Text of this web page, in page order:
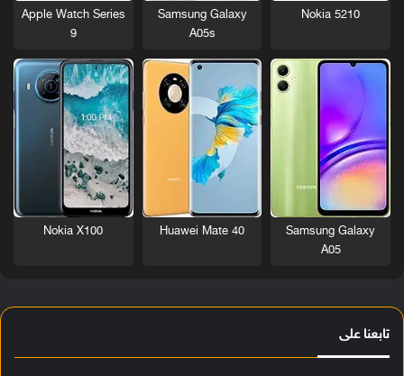
Nokia 5210
Samsung Galaxy
A05s
Apple Watch Series
9
Samsung Galaxy
A05
Huawei Mate 40
Nokia X100
تابعنا على